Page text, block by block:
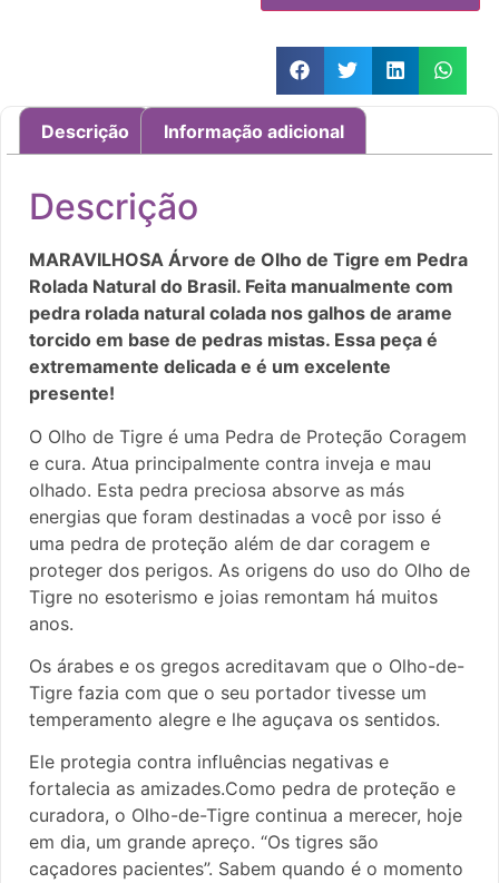
Descrição Informação adicional
Descrição
MARAVILHOSA Árvore de Olho de Tigre em Pedra
Rolada Natural do Brasil. Feita manualmente com
pedra rolada natural colada nos galhos de arame
torcido em base de pedras mistas. Essa peça é
extremamente delicada e é um excelente
presente!
O Olho de Tigre é uma Pedra de Proteção Coragem
e cura. Atua principalmente contra inveja e mau
olhado. Esta pedra preciosa absorve as más
energias que foram destinadas a você por isso é
uma pedra de proteção além de dar coragem e
proteger dos perigos. As origens do uso do Olho de
Tigre no esoterismo e joias remontam há muitos
anos.
Os árabes e os gregos acreditavam que o Olho-de-
Tigre fazia com que o seu portador tivesse um
temperamento alegre e lhe aguçava os sentidos.
Ele protegia contra influências negativas e
fortalecia as amizades.Como pedra de proteção e
curadora, o Olho-de-Tigre continua a merecer, hoje
em dia, um grande apreço. “Os tigres são
caçadores pacientes”. Sabem quando é o momento